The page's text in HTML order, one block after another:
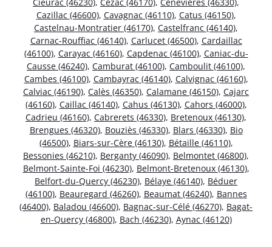
Cazillac (46600), Cavagnac (46110), Catus (46150),
Castelnau-Montratier (46170), Castelfranc (46140),
Carnac-Rouffiac (46140), Carlucet (46500), Cardaillac
(46100), Carayac (46160), Capdenac (46100), Caniac-du-
Causse (46240), Camburat (46100), Camboulit (46100),
Cambes (46100), Cambayrac (46140), Calvignac (46160),
Calviac (46190), Calès (46350), Calamane (46150), Cajarc
(46160), Caillac (46140), Cahus (46130), Cahors (46000),
Cadrieu (46160), Cabrerets (46330), Bretenoux (46130),
Brengues (46320), Bouziès (46330), Blars (46330), Bio
(46500), Biars-sur-Cère (46130), Bétaille (46110),
Bessonies (46210), Berganty (46090), Belmontet (46800),
Belmont-Sainte-Foi (46230), Belmont-Bretenoux (46130),
Belfort-du-Quercy (46230), Bélaye (46140), Béduer
(46100), Beauregard (46260), Beaumat (46240), Bannes
(46400), Baladou (46600), Bagnac-sur-Célé (46270), Bagat-
en-Quercy (46800), Bach (46230), Aynac (46120)